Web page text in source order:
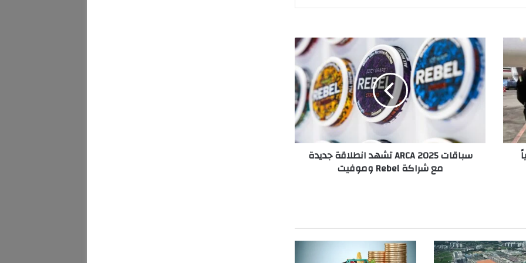
س
ب
ا
ق
C
ش
ه
د
سباقات ARCA 2025 تشهد انطلاقة جديدة
مع شراكة Rebel وموفيت